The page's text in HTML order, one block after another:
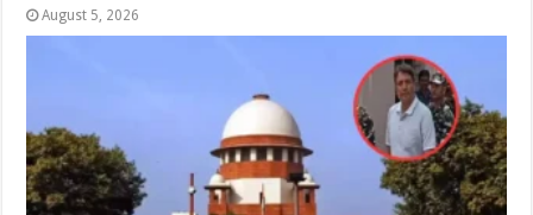
August 5, 2026